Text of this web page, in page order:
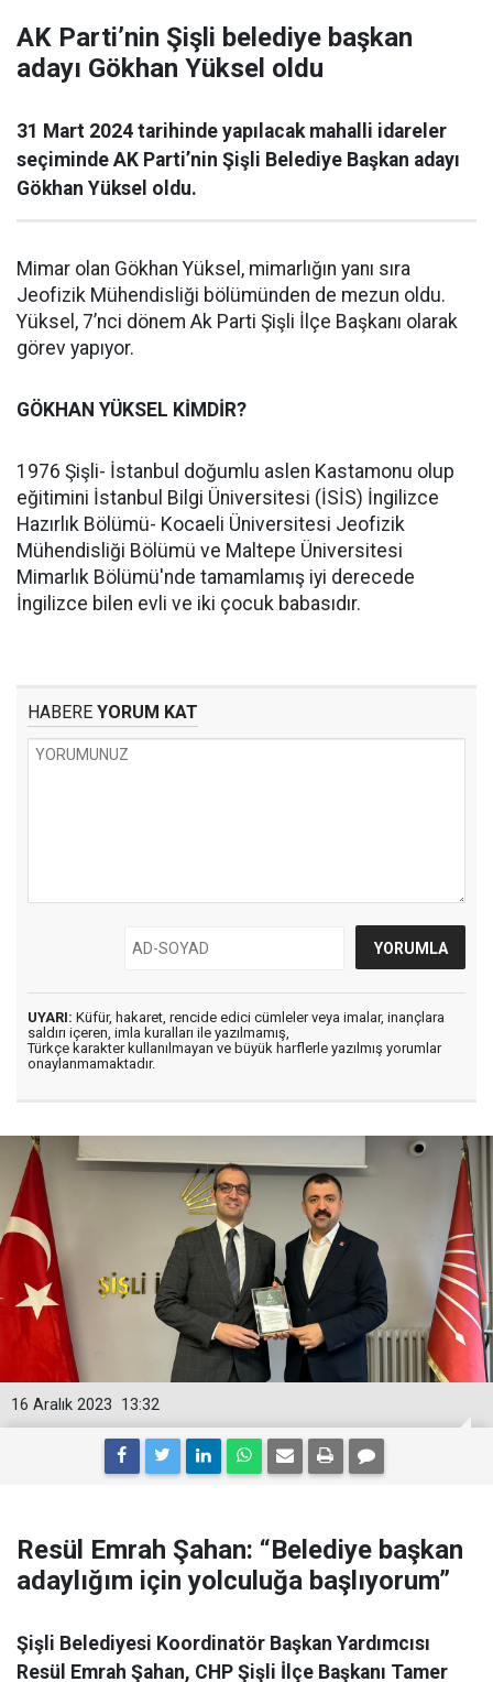
AK Parti’nin Şişli belediye başkan
adayı Gökhan Yüksel oldu
31 Mart 2024 tarihinde yapılacak mahalli idareler
seçiminde AK Parti’nin Şişli Belediye Başkan adayı
Gökhan Yüksel oldu.
Mimar olan Gökhan Yüksel, mimarlığın yanı sıra
Jeofizik Mühendisliği bölümünden de mezun oldu.
Yüksel, 7’nci dönem Ak Parti Şişli İlçe Başkanı olarak
görev yapıyor.
GÖKHAN YÜKSEL KİMDİR?
1976 Şişli- İstanbul doğumlu aslen Kastamonu olup
eğitimini İstanbul Bilgi Üniversitesi (İSİS) İngilizce
Hazırlık Bölümü- Kocaeli Üniversitesi Jeofizik
Mühendisliği Bölümü ve Maltepe Üniversitesi
Mimarlık Bölümü'nde tamamlamış iyi derecede
İngilizce bilen evli ve iki çocuk babasıdır.
HABERE YORUM KAT
UYARI: Küfür, hakaret, rencide edici cümleler veya imalar, inançlara
saldırı içeren, imla kuralları ile yazılmamış,
Türkçe karakter kullanılmayan ve büyük harflerle yazılmış yorumlar
onaylanmamaktadır.
13:32
16 Aralık 2023
Resül Emrah Şahan: “Belediye başkan
adaylığım için yolculuğa başlıyorum”
Şişli Belediyesi Koordinatör Başkan Yardımcısı
Resül Emrah Şahan, CHP Şişli İlçe Başkanı Tamer